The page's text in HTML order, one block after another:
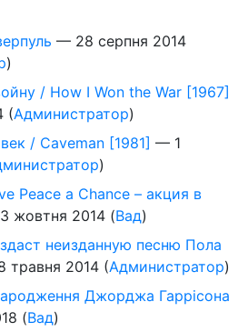
— 28 серпня 2014
)
/ How I Won the War [1967]
(Администратор)
/ Caveman [1981] — 1
)
Peace a Chance – акция в
3 жовтня 2014 (Вад)
неизданную песню Пола
травня 2014 (Администратор)
Джорджа Гаррісона
(Вад)